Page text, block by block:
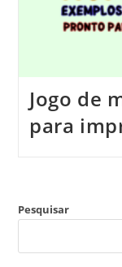
Jogo de
para
Pesquisar